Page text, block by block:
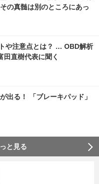
の真髄は別のところにあっ
や注意点とは？ … OBD解析
田直樹代表に聞く
出る！ 「ブレーキパッド」
と見る